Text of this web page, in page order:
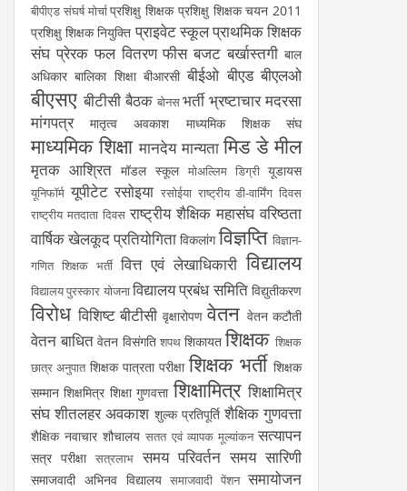
बीपीएड संघर्ष मोर्चा प्रशिक्षु शिक्षक प्रशिक्षु शिक्षक चयन 2011
प्रशिक्षु शिक्षक नियुक्ति प्राइवेट स्कूलप्राथमिक शिक्षक
संघ प्रेरक फल वितरण फीस बजट बर्खास्तगी बाल
अधिकार बालिका शिक्षा बीआरसी बीईओ बीएड बीएलओ
बीएसए बीटीसी बैठक बोनस भर्ती भ्रष्टाचार मदरसा
मांगपत्र
मातृत्व अवकाश माध्यमिक शिक्षक संघ
माध्यमिक शिक्षा मानदेय मान्यता मिड डे मील
मृतक आश्रित मॉडल स्कूल मोअल्लिम डिग्री यूडायस
यूनिफॉर्म यूपीटेट रसोइया रसोईया राष्ट्रीय डी-वार्मिंग दिवस
राष्ट्रीय मतदाता दिवस राष्ट्रीय शैक्षिक महासंघ वरिष्ठता
वार्षिक खेलकूद प्रतियोगिता विकलांग विज्ञप्ति विज्ञान-
गणित शिक्षक भर्ती वित्त एवं लेखाधिकारी विद्यालय
विद्यालय पुरस्कार योजनाविद्यालय प्रबंध समिति विद्युतीकरण
विरोध विशिष्ट बीटीसी वृक्षारोपण वेतन वेतन कटौती
वेतन बाधित वेतन विसंगति शपथ शिकायत शिक्षक शिक्षक
छात्र अनुपात शिक्षक पात्रता परीक्षा शिक्षक भर्ती शिक्षक
सम्मान शिक्षमित्र शिक्षा गुणवत्ता शिक्षामित्र शिक्षामित्र
संघ शीतलहर अवकाश शुल्क प्रतिपूर्ति शैक्षिक गुणवत्ता
शैक्षिक नवाचार शौचालय सतत एवं व्यापक मूल्यांकन सत्यापन
सत्र परीक्षा सत्रलाभ समय परिवर्तन समय सारिणी
समाजवादी अभिनव विद्यालय समाजवादी पेंशन समायोजन